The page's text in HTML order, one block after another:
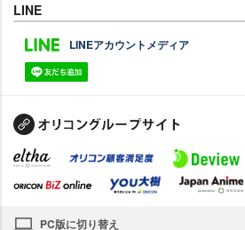
LINE
LINEアカウントメディア
PC版に切り替え